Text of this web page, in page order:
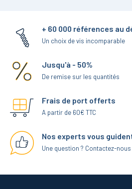
+ 60 000 références au
Un choix de vis incomparable
Jusqu'à - 50%
De remise sur les quantités
Frais de port offerts
A partir de 60€ TTC
Nos experts vous
Une question ? Contactez-nous